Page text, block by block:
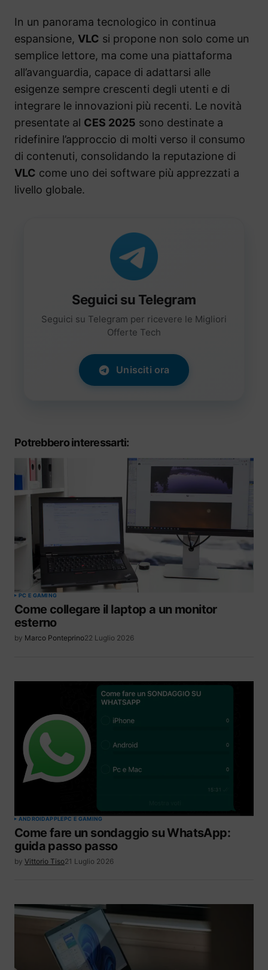
In un panorama tecnologico in continua
espansione, VLC si propone non solo come un
semplice lettore, ma come una piattaforma
all’avanguardia, capace di adattarsi alle
esigenze sempre crescenti degli utenti e di
integrare le innovazioni più recenti. Le novità
presentate al CES 2025 sono destinate a
ridefinire l’approccio di molti verso il consumo
di contenuti, consolidando la reputazione di
VLC come uno dei software più apprezzati a
livello globale.
Seguici su Telegram
Seguici su Telegram per ricevere le Migliori
Offerte Tech
Unisciti ora
Potrebbero interessarti:
PC E GAMING
Come collegare il laptop a un monitor
esterno
by Marco Ponteprino22 Luglio 2026
ANDROIDAPPLEPC E GAMING
Come fare un sondaggio su WhatsApp:
guida passo passo
by Vittorio Tiso21 Luglio 2026